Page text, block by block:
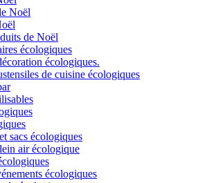
Noël
de Noël
écologiques
écologiques.
de cuisine écologiques
sacs écologiques
air écologique
écologiques